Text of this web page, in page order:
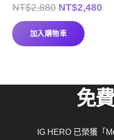
NT$2,880 原
始
價
格：
NT$2,480
加入購物車
免
IG HERO 已榮獲「